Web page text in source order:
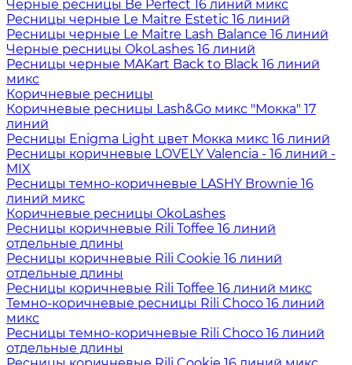
Черные ресницы Be Perfect 16 линий микс
Ресницы черные Le Maitre Estetic 16 линий
Ресницы черные Le Maitre Lash Balance 16 линий
Черные ресницы OkoLashes 16 линий
Ресницы черные MAKart Back to Black 16 линий
микс
Коричневые ресницы
Коричневые ресницы Lash&Go микс "Мокка" 17
линий
Ресницы Enigma Light цвет Мокка микс 16 линий
Ресницы коричневые LOVELY Valencia - 16 линий -
MIX
Ресницы темно-коричневые LASHY Brownie 16
линий микс
Коричневые ресницы OkoLashes
Ресницы коричневые Rili Toffee 16 линий
отдельные длины
Ресницы коричневые Rili Cookie 16 линий
отдельные длины
Ресницы коричневые Rili Toffee 16 линий микс
Темно-коричневые ресницы Rili Choco 16 линий
микс
Ресницы темно-коричневые Rili Choco 16 линий
отдельные длины